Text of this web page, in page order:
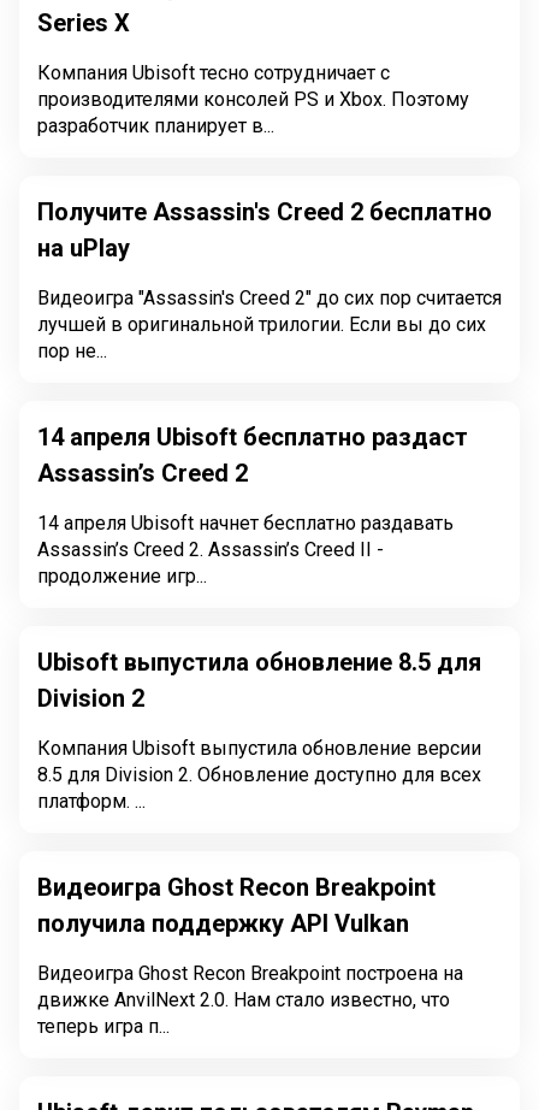
Series X
Компания Ubisoft тесно сотрудничает с
производителями консолей PS и Xbox. Поэтому
разработчик планирует в...
Получите Assassin's Creed 2 бесплатно
на uPlay
Видеоигра "Assassin's Creed 2" до сих пор считается
лучшей в оригинальной трилогии. Если вы до сих
пор не...
14 апреля Ubisoft бесплатно раздаст
Assassin’s Creed 2
14 апреля Ubisoft начнет бесплатно раздавать
Assassin’s Creed 2. Assassin’s Creed II -
продолжение игр...
Ubisoft выпустила обновление 8.5 для
Division 2
Компания Ubisoft выпустила обновление версии
8.5 для Division 2. Обновление доступно для всех
платформ. ...
Видеоигра Ghost Recon Breakpoint
получила поддержку API Vulkan
Видеоигра Ghost Recon Breakpoint построена на
движке AnvilNext 2.0. Нам стало известно, что
теперь игра п...